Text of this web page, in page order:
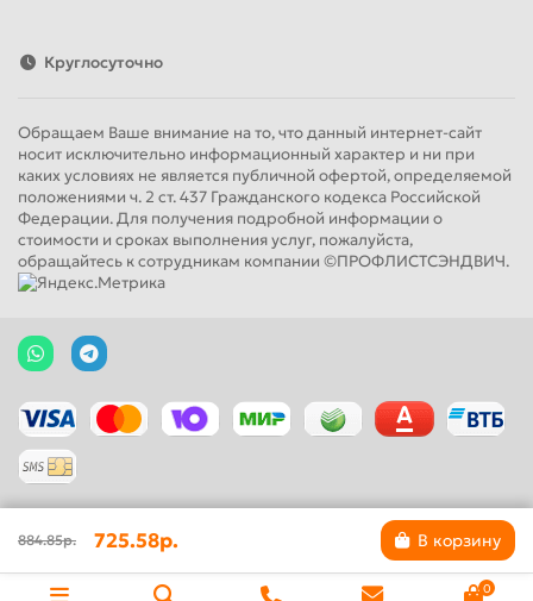
Круглосуточно
Обращаем Ваше внимание на то, что данный интернет-сайт
носит исключительно информационный характер и ни при
каких условиях не является публичной офертой, определяемой
положениями ч. 2 ст. 437 Гражданского кодекса Российской
Федерации. Для получения подробной информации о
стоимости и сроках выполнения услуг, пожалуйста,
обращайтесь к сотрудникам компании ©ПРОФЛИСТСЭНДВИЧ.
884.85р. 725.58р. В корзину
0